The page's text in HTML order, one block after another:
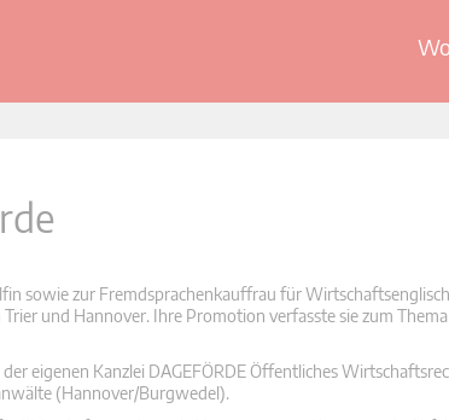
sowie zur Fremdsprachenkauffrau für
und Hannover. Ihre Promotion verfasste sie zum
eigenen Kanzlei DAGEFÖRDE Öffentliches
(Hannover/Burgwedel).